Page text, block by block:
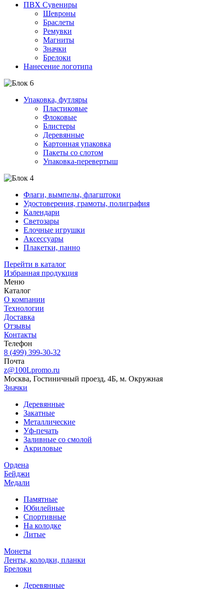
ПВХ Сувениры
Шевроны
Браслеты
Ремувки
Магниты
Значки
Брелоки
Нанесение логотипа
Упаковка, футляры
Пластиковые
Флоковые
Блистеры
Деревянные
Картонная упаковка
Пакеты со слотом
Упаковка-перевертыш
Флаги, вымпелы, флагштоки
Удостоверения, грамоты, полиграфия
Календари
Светозары
Елочные игрушки
Аксессуары
Плакетки, панно
Перейти в каталог
Избранная продукция
Меню
Каталог
О компании
Технологии
Доставка
Отзывы
Контакты
Телефон
8 (499) 399-30-32
Почта
z@100Lpromo.ru
Москва, Гостиничный проезд, 4Б, м. Окружная
Значки
Деревянные
Закатные
Металлические
Уф-печать
Заливные со смолой
Акриловые
Ордена
Бейджи
Медали
Памятные
Юбилейные
Спортивные
На колодке
Литые
Монеты
Ленты, колодки, планки
Брелоки
Деревянные